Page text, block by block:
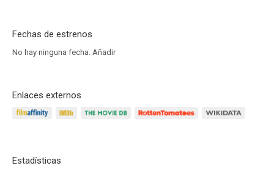
Fechas de estrenos
No hay ninguna fecha. Añadir
Enlaces externos
Estadísticas